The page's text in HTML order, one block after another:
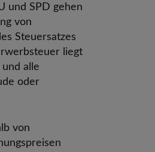
und SPD gehen
von
Steuersatzes
liegt
alle
oder
von